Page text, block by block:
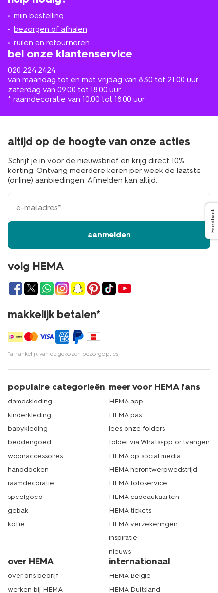
mijn bestelling
bezorgen of afhalen
ruilen en retourneren
bel onze klantenservice
020 224 2424
van maandag tot en met vrijdag van 8.30 tot 21.00 uur
zaterdag van 09.00 tot 18.00 uur
* raamdecoratie van 10.00 tot 18.00 uur
in
de
buurt
volg HEMA
makkelijk betalen*
*afhankelijk van de gekozen bezorgopties
altijd op de hoogte van onze acties
Schrijf je in voor de nieuwsbrief en krijg direct 10%
korting. Ontvang meerdere keren per week de laatste
(online) aanbiedingen. Afmelden kan altijd.
e-
mailadres
aanmelden
populaire categorieën
dameskleding
kinderkleding
babykleding
beddengoed
woonaccessoires
handdoeken
raamdecoratie
speelgoed
gebak
koffie
meer voor HEMA fans
HEMA app
HEMA pas
lees onze folders
folder via Whatsapp ontvangen
HEMA op social media
HEMA herontwerpwedstrijd
HEMA fotoservice
HEMA cadeaukaarten
HEMA tickets
HEMA verzekeringen
inspiratie
nieuws
over HEMA
over ons bedrijf
werken bij HEMA
internationaal
HEMA België
HEMA Duitsland
Feedback